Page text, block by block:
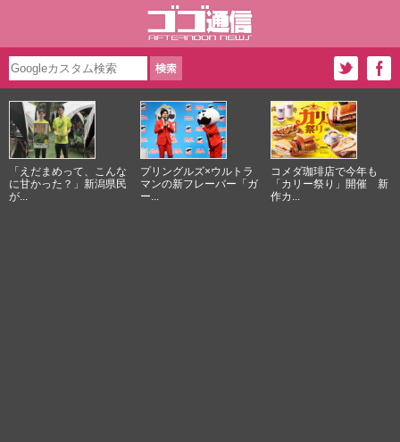
「えだまめって、こんな
に甘かった？」新潟県民
が...
プリングルズ×ウルトラ
マンの新フレーバー「ガ
ー...
コメダ珈琲店で今年も
「カリー祭り」開催 新
作カ...